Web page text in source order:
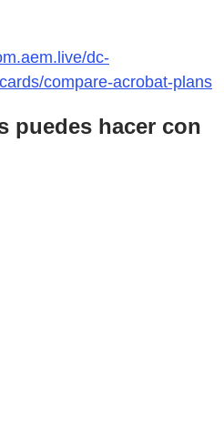
dc-
compare-acrobat-plans
puedes hacer con